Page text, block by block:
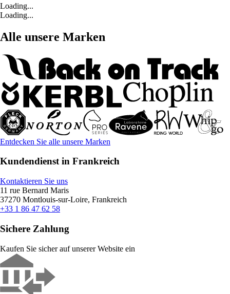
Loading...
Loading...
Alle unsere Marken
Entdecken Sie alle unsere Marken
Kundendienst in Frankreich
Kontaktieren Sie uns
11 rue Bernard Maris
37270 Montlouis-sur-Loire, Frankreich
+33 1 86 47 62 58
Sichere Zahlung
Kaufen Sie sicher auf unserer Website ein